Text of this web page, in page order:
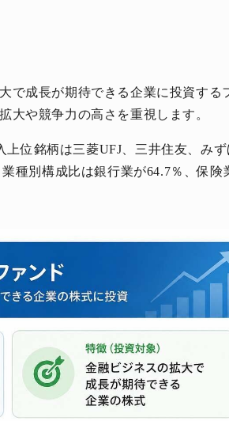
で成長が期待できる企業に投資する
大や競争力の高さを重視します。
位銘柄は三菱UFJ、三井住友、みず
種別構成比は銀行業が64.7％、保険